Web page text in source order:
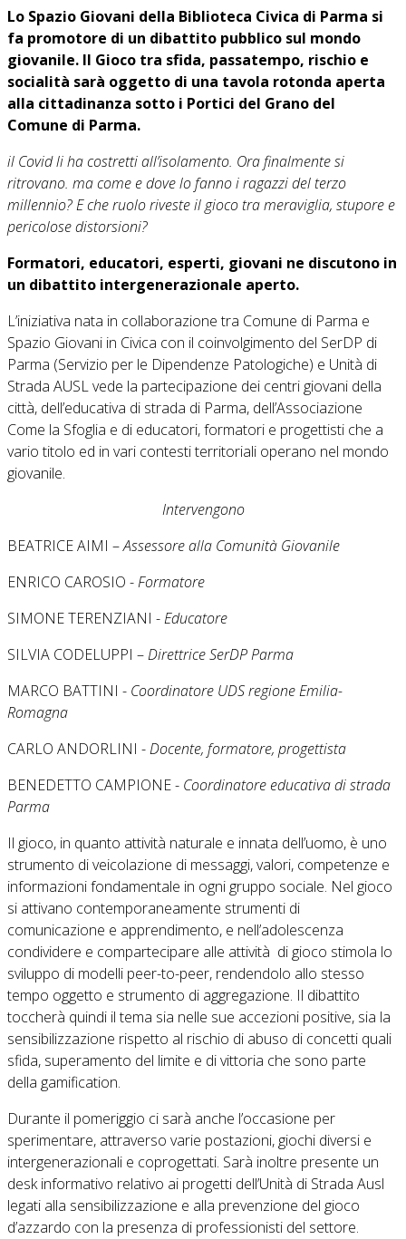
Lo Spazio Giovani della Biblioteca Civica di Parma si
fa promotore di un dibattito pubblico sul mondo
giovanile. Il Gioco tra sfida, passatempo, rischio e
socialità sarà oggetto di una tavola rotonda aperta
alla cittadinanza sotto i Portici del Grano del
Comune di Parma.
il Covid li ha costretti all’isolamento. Ora finalmente si
ritrovano. ma come e dove lo fanno i ragazzi del terzo
millennio? E che ruolo riveste il gioco tra meraviglia, stupore e
pericolose distorsioni?
Formatori, educatori, esperti, giovani ne discutono in
un dibattito intergenerazionale aperto.
L’iniziativa nata in collaborazione tra Comune di Parma e
Spazio Giovani in Civica con il coinvolgimento del SerDP di
Parma (Servizio per le Dipendenze Patologiche) e Unità di
Strada AUSL vede la partecipazione dei centri giovani della
città, dell’educativa di strada di Parma, dell’Associazione
Come la Sfoglia e di educatori, formatori e progettisti che a
vario titolo ed in vari contesti territoriali operano nel mondo
giovanile.
Intervengono
BEATRICE AIMI –Assessore alla Comunità Giovanile
ENRICO CAROSIO -Formatore
SIMONE TERENZIANI -Educatore
SILVIA CODELUPPI –Direttrice SerDP Parma
MARCO BATTINI - Coordinatore UDS regione Emilia-
Romagna
CARLO ANDORLINI -Docente, formatore, progettista
BENEDETTO CAMPIONE - Coordinatore educativa di strada
Parma
Il gioco, in quanto attività naturale e innata dell’uomo, è uno
strumento di veicolazione di messaggi, valori, competenze e
informazioni fondamentale in ogni gruppo sociale. Nel gioco
si attivano contemporaneamente strumenti di
comunicazione e apprendimento, e nell’adolescenza
condividere e compartecipare alle attività di gioco stimola lo
sviluppo di modelli peer-to-peer, rendendolo allo stesso
tempo oggetto e strumento di aggregazione. Il dibattito
toccherà quindi il tema sia nelle sue accezioni positive, sia la
sensibilizzazione rispetto al rischio di abuso di concetti quali
sfida, superamento del limite e di vittoria che sono parte
della gamification.
Durante il pomeriggio ci sarà anche l’occasione per
sperimentare, attraverso varie postazioni, giochi diversi e
intergenerazionali e coprogettati. Sarà inoltre presente un
desk informativo relativo ai progetti dell’Unità di Strada Ausl
legati alla sensibilizzazione e alla prevenzione del gioco
d’azzardo con la presenza di professionisti del settore.